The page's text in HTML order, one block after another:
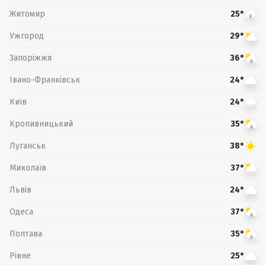
Житомир 25°
Ужгород 29°
Запоріжжя 36°
Івано-Франківськ 24°
Київ 24°
Кропивницький 35°
Луганськ 38°
Миколаїв 37°
Львів 24°
Одеса 37°
Полтава 35°
Рівне 25°